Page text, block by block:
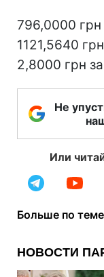
796,0000 грн
1121,5640
2,8000 грн
Не
Или
Больше по